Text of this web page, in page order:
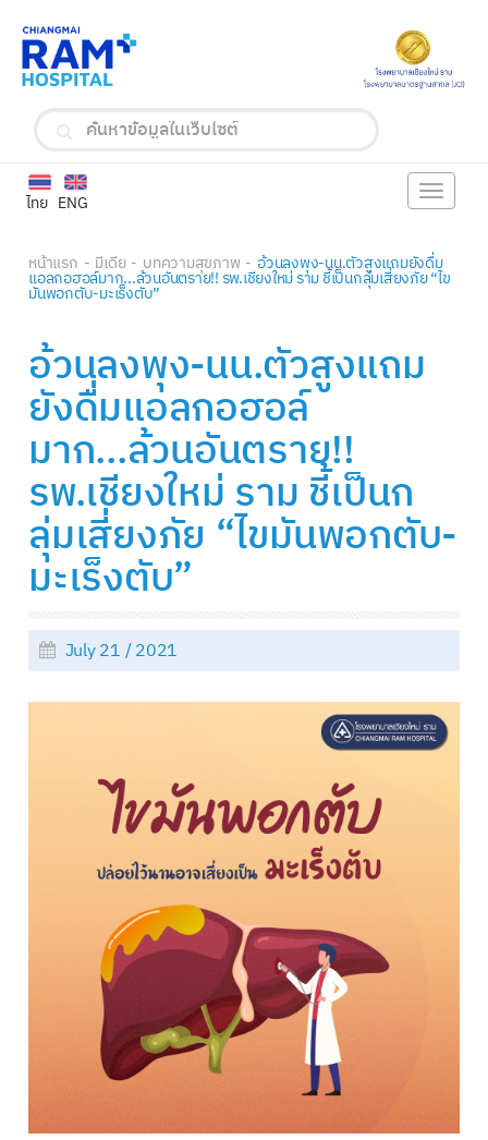
ENG
ไทย Toggle
หน้าแรก มีเดีย บทความสุขภาพ อ้วนลงพุง-นน.ตัวสูงแถมยังดื่ม
แอลกอฮอล์มาก...ล้วนอันตราย!! รพ.เชียงใหม่ ราม ชี้เป็นกลุ่มเสี่ยงภัย “ไข
มันพอกตับ-มะเร็งตับ”
อ้วนลงพุง-นน.ตัวสูงแถม
ยังดื่มแอลกอฮอล์
มาก...ล้วนอันตราย!!
รพ.เชียงใหม่ ราม ชี้เป็นก
ลุ่มเสี่ยงภัย “ไขมันพอกตับ-
มะเร็งตับ”
July 21 / 2021